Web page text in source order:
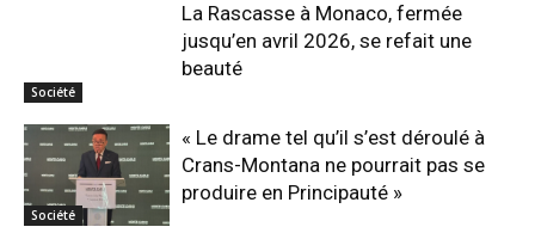
Société
La Rascasse à Monaco, fermée
jusqu’en avril 2026, se refait une
beauté
Société
« Le drame tel qu’il s’est déroulé à
Crans-Montana ne pourrait pas se
produire en Principauté »